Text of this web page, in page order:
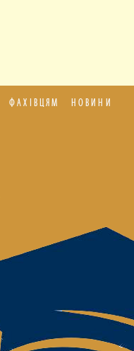
ФАХІВЦЯМ
НОВИНИ